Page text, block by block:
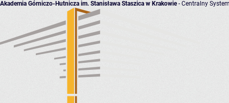
Akademia Górniczo-Hutnicza im. Stanisława Staszica w Krakowie- Centralny